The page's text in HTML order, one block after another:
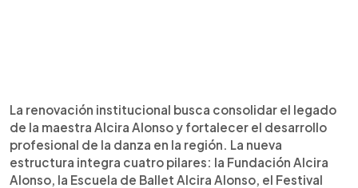
La renovación institucional busca consolidar el legado
de la maestra Alcira Alonso y fortalecer el desarrollo
profesional de la danza en la región. La nueva
estructura integra cuatro pilares: la Fundación Alcira
Alonso, la Escuela de Ballet Alcira Alonso, el Festival